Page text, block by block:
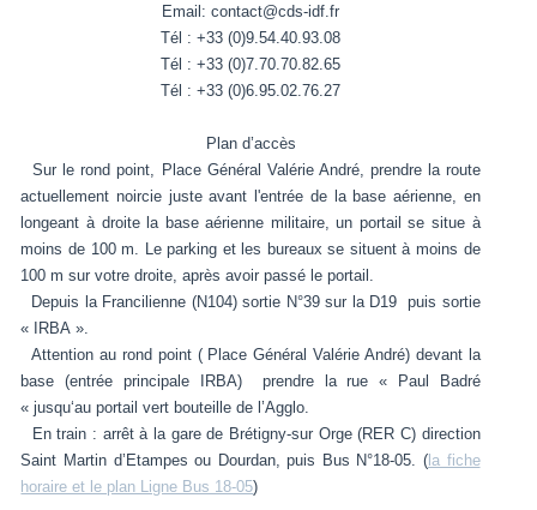
Email: contact@cds-idf.fr
Tél : +33 (0)9.54.40.93.08
Tél : +33 (0)7.70.70.82.65
Tél : +33 (0)6.95.02.76.27
Plan d’accès
Sur le rond point, Place Général Valérie André, prendre la route
actuellement noircie juste avant l'entrée de la base aérienne, en
longeant à droite la base aérienne militaire, un portail se situe à
moins de 100 m. Le parking et les bureaux se situent à moins de
100 m sur votre droite, après avoir passé le portail.
Depuis la Francilienne (N104) sortie N°39 sur la D19 puis sortie
« IRBA ».
Attention au rond point ( Place Général Valérie André) devant la
base (entrée principale IRBA) prendre la rue « Paul Badré
« jusqu‘au portail vert bouteille de l’Agglo.
En train : arrêt à la gare de Brétigny-sur Orge (RER C) direction
Saint Martin d’Etampes ou Dourdan, puis Bus N°18-05. (la fiche
horaire et le plan Ligne Bus 18-05)